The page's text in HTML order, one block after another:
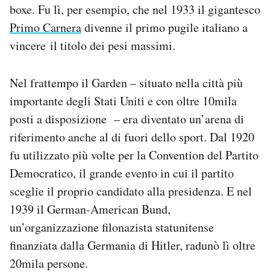
boxe. Fu lì, per esempio, che nel 1933 il gigantesco
Primo Carneradivenne il primo pugile italiano a
vincere il titolo dei pesi massimi.
Nel frattempo il Garden – situato nella città più
importante degli Stati Uniti e con oltre 10mila
posti a disposizione – era diventato un’arena di
riferimento anche al di fuori dello sport. Dal 1920
fu utilizzato più volte per la Convention del Partito
Democratico, il grande evento in cui il partito
sceglie il proprio candidato alla presidenza. E nel
1939 il German-American Bund,
un’organizzazione filonazista statunitense
finanziata dalla Germania di Hitler, radunò lì oltre
20mila persone.